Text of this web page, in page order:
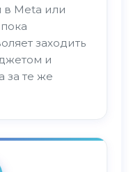
в Meta или
заходить
и
за те же